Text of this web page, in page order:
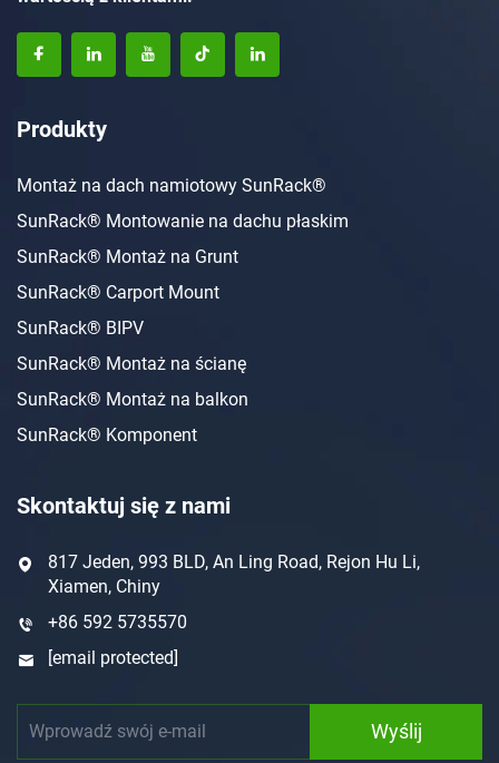
Produkty
Montaż na dach namiotowy SunRack®
SunRack® Montowanie na dachu płaskim
SunRack® Montaż na Grunt
SunRack® Carport Mount
SunRack® BIPV
SunRack® Montaż na ścianę
SunRack® Montaż na balkon
SunRack® Komponent
Skontaktuj się z nami
817 Jeden, 993 BLD, An Ling Road, Rejon Hu Li,
Xiamen, Chiny
+86 592 5735570
[email protected]
Wyślij